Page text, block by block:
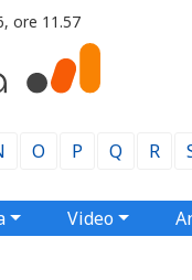
ore 11.57
O P Q R
Video